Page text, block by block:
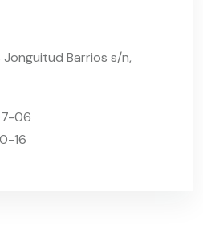
Jonguitud Barrios s/n,
06
16